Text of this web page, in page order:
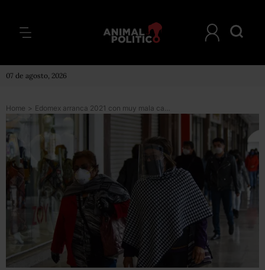
07 de agosto, 2026
Home > Edomex arranca 2021 con muy mala calidad del aire; aplican Fase II de contingencia en algunas zonas